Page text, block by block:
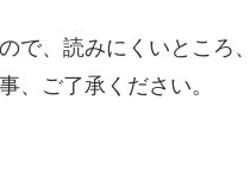
で、読みにくいところ
、ご了承ください。